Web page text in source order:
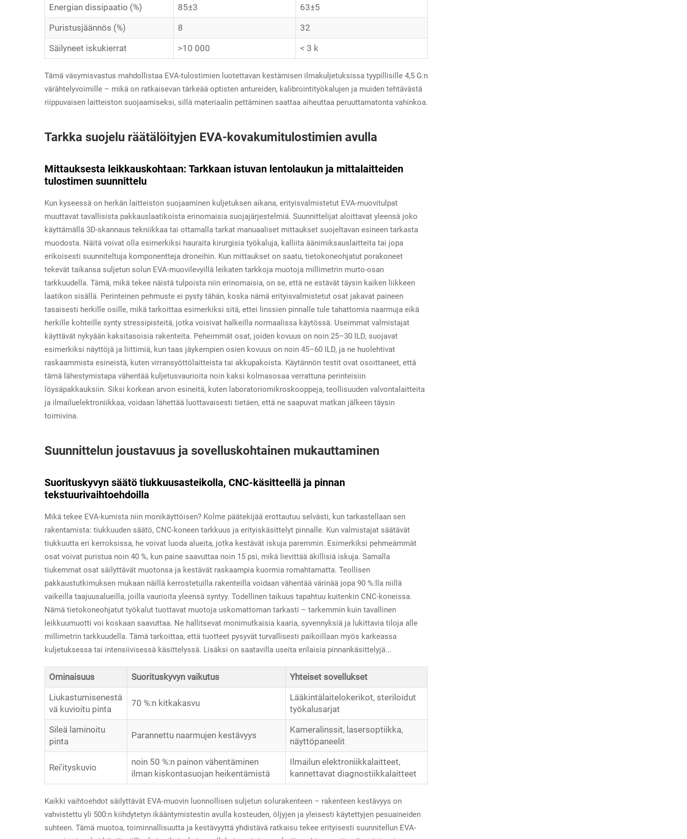
Energian dissipaatio (%)
85±3
63±5
Puristusjäännös (%)
8
32
Säilyneet iskukierrat
>10 000 < 3 k
Tämä väsymisvastus mahdollistaa EVA-tulostimien luotettavan kestämisen ilmakuljetuksissa tyypillisille 4,5 G:n
värähtelyvoimille – mikä on ratkaisevan tärkeää optisten antureiden, kalibrointityökalujen ja muiden tehtävästä
riippuvaisen laitteiston suojaamiseksi, sillä materiaalin pettäminen saattaa aiheuttaa peruuttamatonta vahinkoa.
Tarkka suojelu räätälöityjen EVA-kovakumitulostimien avulla
Mittauksesta leikkauskohtaan: Tarkkaan istuvan lentolaukun ja mittalaitteiden
tulostimen suunnittelu
Kun kyseessä on herkän laitteiston suojaaminen kuljetuksen aikana, erityisvalmistetut EVA-muovitulpat
muuttavat tavallisista pakkauslaatikoista erinomaisia suojajärjestelmiä. Suunnittelijat aloittavat yleensä joko
käyttämällä 3D-skannaus tekniikkaa tai ottamalla tarkat manuaaliset mittaukset suojeltavan esineen tarkasta
muodosta. Näitä voivat olla esimerkiksi hauraita kirurgisia työkaluja, kalliita äänimiksauslaitteita tai jopa
erikoisesti suunniteltuja komponentteja droneihin. Kun mittaukset on saatu, tietokoneohjatut porakoneet
tekevät taikansa suljetun solun EVA-muovilevyillä leikaten tarkkoja muotoja millimetrin murto-osan
tarkkuudella. Tämä, mikä tekee näistä tulpoista niin erinomaisia, on se, että ne estävät täysin kaiken liikkeen
laatikon sisällä. Perinteinen pehmuste ei pysty tähän, koska nämä erityisvalmistetut osat jakavat paineen
tasaisesti herkille osille, mikä tarkoittaa esimerkiksi sitä, ettei linssien pinnalle tule tahattomia naarmuja eikä
herkille kohteille synty stressipisteitä, jotka voisivat halkeilla normaalissa käytössä. Useimmat valmistajat
käyttävät nykyään kaksitasoisia rakenteita. Peheimmät osat, joiden kovuus on noin 25–30 ILD, suojavat
esimerkiksi näyttöjä ja liittimiä, kun taas jäykempien osien kovuus on noin 45–60 ILD, ja ne huolehtivat
raskaammista esineistä, kuten virransyöttölaitteista tai akkupakoista. Käytännön testit ovat osoittaneet, että
tämä lähestymistapa vähentää kuljetusvaurioita noin kaksi kolmasosaa verrattuna perinteisiin
löysäpakkauksiin. Siksi korkean arvon esineitä, kuten laboratoriomikroskooppeja, teollisuuden valvontalaitteita
ja ilmailuelektroniikkaa, voidaan lähettää luottavaisesti tietäen, että ne saapuvat matkan jälkeen täysin
toimivina.
Suunnittelun joustavuus ja sovelluskohtainen mukauttaminen
Suorituskyvyn säätö tiukkuusasteikolla, CNC-käsitteellä ja pinnan
tekstuurivaihtoehdoilla
Mikä tekee EVA-kumista niin monikäyttöisen? Kolme päätekijää erottautuu selvästi, kun tarkastellaan sen
rakentamista: tiukkuuden säätö, CNC-koneen tarkkuus ja erityiskäsittelyt pinnalle. Kun valmistajat säätävät
tiukkuutta eri kerroksissa, he voivat luoda alueita, jotka kestävät iskuja paremmin. Esimerkiksi pehmeämmät
osat voivat puristua noin 40 %, kun paine saavuttaa noin 15 psi, mikä lievittää äkillisiä iskuja. Samalla
tiukemmat osat säilyttävät muotonsa ja kestävät raskaampia kuormia romahtamatta. Teollisen
pakkaustutkimuksen mukaan näillä kerrostetuilla rakenteilla voidaan vähentää värinää jopa 90 %:lla niillä
vaikeilla taajuusalueilla, joilla vaurioita yleensä syntyy. Todellinen taikuus tapahtuu kuitenkin CNC-koneissa.
Nämä tietokoneohjatut työkalut tuottavat muotoja uskomattoman tarkasti – tarkemmin kuin tavallinen
leikkuumuotti voi koskaan saavuttaa. Ne hallitsevat monimutkaisia kaaria, syvennyksiä ja lukittavia tiloja alle
millimetrin tarkkuudella. Tämä tarkoittaa, että tuotteet pysyvät turvallisesti paikoillaan myös karkeassa
kuljetuksessa tai intensiivisessä käsittelyssä. Lisäksi on saatavilla useita erilaisia pinnankäsittelyjä...
Ominaisuus Suorituskyvyn vaikutus
Yhteiset sovellukset
Liukastumisenestä
vä kuvioitu pinta
70 %:n kitkakasvu
Lääkintälaitelokerikot, steriloidut
työkalusarjat
Sileä laminoitu
pinta
Parannettu naarmujen kestävyys
Kameralinssit, lasersoptiikka,
näyttöpaneelit
Rei'ityskuvio
noin 50 %:n painon vähentäminen
ilman kiskontasuojan heikentämistä
Ilmailun elektroniikkalaitteet,
kannettavat diagnostiikkalaitteet
Kaikki vaihtoehdot säilyttävät EVA-muovin luonnollisen suljetun solurakenteen – rakenteen kestävyys on
vahvistettu yli 500:n kiihdytetyn ikääntymistestin avulla kosteuden, öljyjen ja yleisesti käytettyjen pesuaineiden
suhteen. Tämä muotoa, toiminnallisuutta ja kestävyyttä yhdistävä ratkaisu tekee erityisesti suunnitellun EVA-